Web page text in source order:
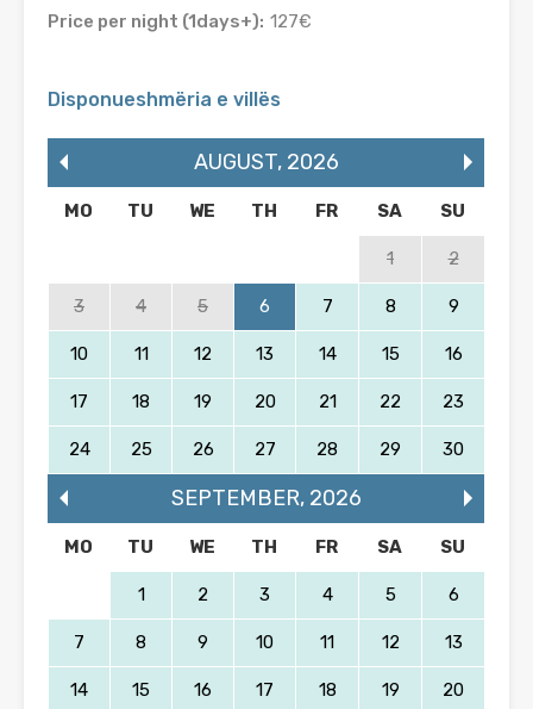
Price per night (1days+): 127€
Disponueshmëria e villës
AUGUST, 2026
MO TU WE TH FR SA SU
1 2
3 4 5 6 7 8 9
10 11 12 13 14 15 16
17 18 19 20 21 22 23
24 25 26 27 28 29 30
SEPTEMBER, 2026
MO TU WE TH FR SA SU
1 2 3 4 5 6
7 8 9 10 11 12 13
14 15 16 17 18 19 20